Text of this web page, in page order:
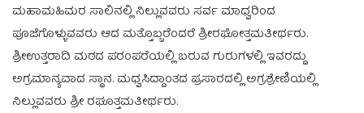
ಮಹಾಮಹಿಮರ ಸಾಲಿನಲ್ಲಿ ನಿಲ್ಲುವವರು ಸರ್ವ ಮಾಧ್ವರಿಂದ
ಪೂಜೆಗೊಳ್ಳುವವರು ಆದ ಮತ್ತೊಬ್ಬರೆಂದರೆ ಶ್ರೀರಘೋತ್ತಮತೀರ್ಥರು.
ಶ್ರೀಉತ್ತರಾದಿ ಮಠದ ಪರಂಪರೆಯಲ್ಲಿ ಬರುವ ಗುರುಗಳಲ್ಲಿ ಇವರದ್ದು
ಅಗ್ರಮಾನ್ಯವಾದ ಸ್ಥಾನ. ಮಧ್ವಸಿದ್ದಾಂತದ ಪ್ರಸಾರದಲ್ಲಿ ಅಗ್ರಶ್ರೇಣಿಯಲ್ಲಿ
ನಿಲ್ಲುವವರು ಶ್ರೀ ರಘೂತ್ತಮತೀರ್ಥರು.